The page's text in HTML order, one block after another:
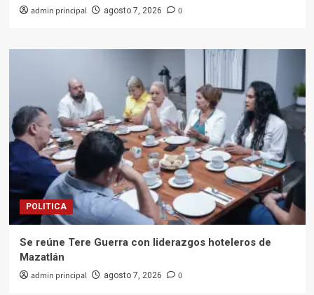
admin principal agosto 7, 2026 0
POLITICA
Se reúne Tere Guerra con liderazgos hoteleros de
Mazatlán
admin principal agosto 7, 2026 0